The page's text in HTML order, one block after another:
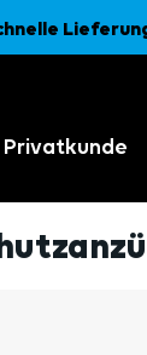
Privatkunde
Händler